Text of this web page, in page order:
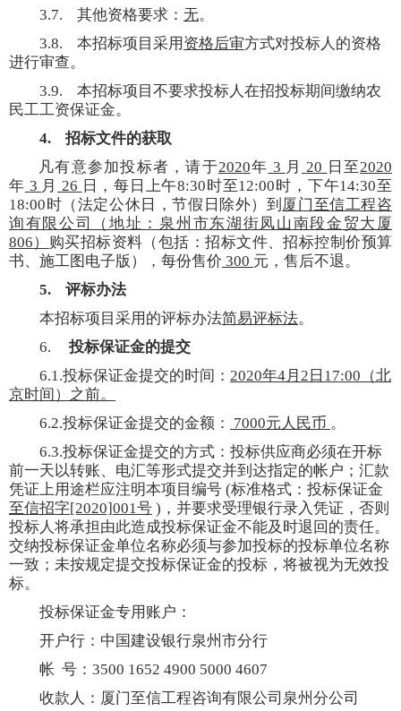
3.7.
其他资格要求： 无。
3.8.
本招标项目采用 资格后审方式对投标人的资格
进行审查。
3.9.
本招标项目不要求投标人在招投标期间缴纳农
民工工资保证金。
4.
招标文件的获取
凡有意参加投标者，请于2020年 3 月 20 日至2020
年 3 月 26 日，每日上午8:30时至12:00时，下午14:30至
18:00时（法定公休日，节假日除外） 到 厦门至信工程咨
询有限公司（地址：泉州市东湖街凤山南段金贸大厦
806） 购买招标资料（包括：招标文件、招标控制价预算
书、施工图电子版），每份售价 300 元，售后不退。
5.
评标办法
本招标项目采用的评标办法简易评标法。
6.
投标保证金的提交
6.1.投标保证金提交的时间： 2020年4月 2 日 17:00 （北
京时间）之前。
6.2.投标保证金提交的金额： 7000元人民币 。
6.3.投标保证金提交的方式： 投标供应商必须在开标
前一天以转账、电汇等形式提交并到达指定的帐户；汇款
凭证上用途栏应注明本项目编号 (标准格式：投标保证金
至信招字[2020]001号 ) ，并要求受理银行录入凭证，否则
投标人将承担由此造成投标保证金不能及时退回的责任。
交纳投标保证金单位名称必须与参加投标的投标单位名称
一致；未按规定提交投标保证金的投标，将被视为无效投
标。
投标保证金专用账户：
开户行：中国建设银行泉州市分行
帐 号： 3500 1652 4900 5000 4607
收款人：厦门至信工程咨询有限公司泉州分公司